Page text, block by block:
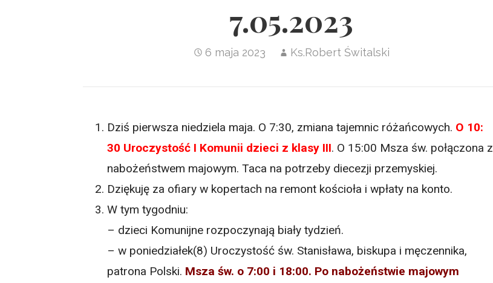
7.05.2023
6 maja 2023 Ks.Robert Świtalski
Dziś pierwsza niedziela maja. O 7:30, zmiana tajemnic różańcowych. O 10:
30 Uroczystość I Komunii dzieci z klasy III. O 15:00 Msza św. połączona z
nabożeństwem majowym. Taca na potrzeby diecezji przemyskiej.
Dziękuję za ofiary w kopertach na remont kościoła i wpłaty na konto.
W tym tygodniu:
– dzieci Komunijne rozpoczynają biały tydzień.
– w poniedziałek(8) Uroczystość św. Stanisława, biskupa i męczennika,
patrona Polski. Msza św. o 7:00 i 18:00. Po nabożeństwie majowym